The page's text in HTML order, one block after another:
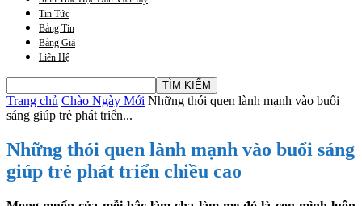
Tin Tức
Bảng Tin
Bảng Giá
Liên Hệ
Trang chủ Chào Ngày Mới Những thói quen lành mạnh vào buổi
sáng giúp trẻ phát triển...
Những thói quen lành mạnh vào buổi sáng
giúp trẻ phát triển chiều cao